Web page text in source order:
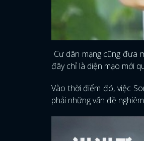
Cư dân mạng cũng đưa
đây chỉ là diện mạo mới
Vào thời điểm đó, việc
phải những vấn đề